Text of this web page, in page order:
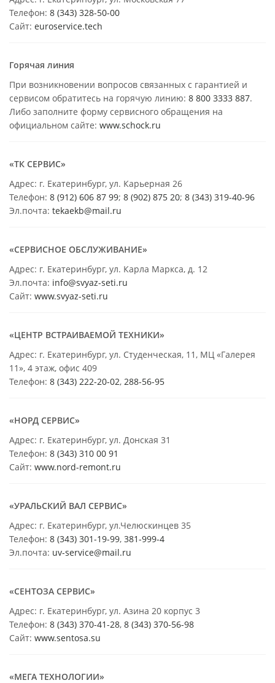
Телефон: 8 (343) 328-50-00
Сайт: euroservice.tech
Горячая линия
При возникновении вопросов связанных с гарантией и
сервисом обратитесь на горячую линию: 8 800 3333 887.
Либо заполните форму сервисного обращения на
официальном сайте: www.schock.ru
«ТК СЕРВИС»
Адрес: г. Екатеринбург, ул. Карьерная 26
Телефон: 8 (912) 606 87 99; 8 (902) 875 20; 8 (343) 319-40-96
Эл.почта: tekaekb@mail.ru
«СЕРВИСНОЕ ОБСЛУЖИВАНИЕ»
Адрес: г. Екатеринбург, ул. Карла Маркса, д. 12
Эл.почта: info@svyaz-seti.ru
Сайт: www.svyaz-seti.ru
«ЦЕНТР ВСТРАИВАЕМОЙ ТЕХНИКИ»
Адрес: г. Екатеринбург, ул. Студенческая, 11, МЦ «Галерея
11», 4 этаж, офис 409
Телефон: 8 (343) 222-20-02, 288-56-95
«НОРД СЕРВИС»
Адрес: г. Екатеринбург, ул. Донская 31
Телефон: 8 (343) 310 00 91
Сайт: www.nord-remont.ru
«УРАЛЬСКИЙ ВАЛ СЕРВИС»
Адрес: г. Екатеринбург, ул.Челюскинцев 35
Телефон: 8 (343) 301-19-99, 381-999-4
Эл.почта: uv-service@mail.ru
«СЕНТОЗА СЕРВИС»
Адрес: г. Екатеринбург, ул. Азина 20 корпус 3
Телефон: 8 (343) 370-41-28, 8 (343) 370-56-98
Сайт: www.sentosa.su
«МЕГА ТЕХНОЛОГИИ»